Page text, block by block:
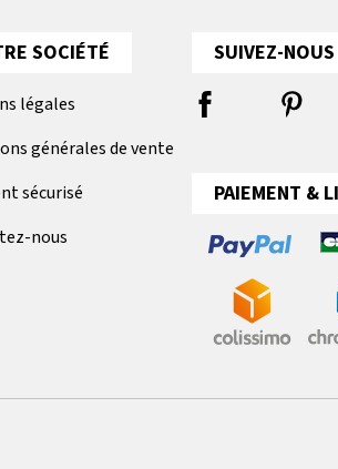
SOCIÉTÉ
légales
générales de vente
sécurisé
nous
SUIVEZ-NOUS
PAIEMENT &